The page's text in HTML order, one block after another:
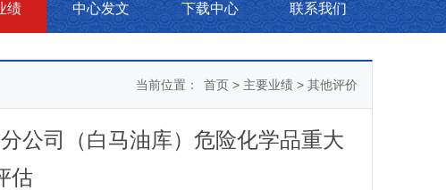
绩 中心发文 下载中心 联系我们
当前位置： 首页 > 主要业绩 > 其他评价
公司（白马油库）危险化学品重大
估